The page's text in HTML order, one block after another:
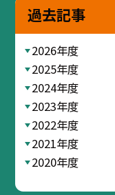
過去記事
2026年度
2025年度
2024年度
2023年度
2022年度
2021年度
2020年度